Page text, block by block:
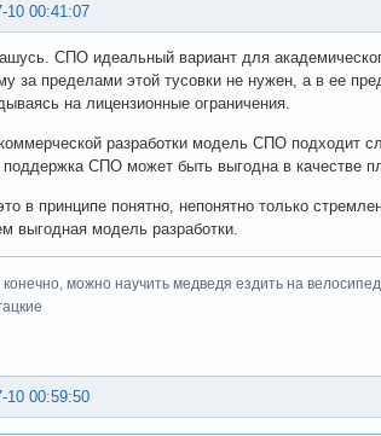
10 00:41:07
СПО идеальный вариант для
за пределами этой тусовки не нужен, а в ее
на лицензионные ограничения.
разработки модель СПО подходит
поддержка СПО может быть выгодна в качестве
в принципе понятно, непонятно только
выгодная модель разработки.
можно научить медведя ездить на
10 00:59:50